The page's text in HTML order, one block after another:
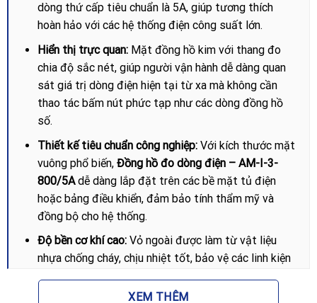
dòng thứ cấp tiêu chuẩn là 5A, giúp tương thích
hoàn hảo với các hệ thống điện công suất lớn.
Hiển thị trực quan:Mặt đồng hồ kim với thang đo
chia độ sắc nét, giúp người vận hành dễ dàng quan
sát giá trị dòng điện hiện tại từ xa mà không cần
thao tác bấm nút phức tạp như các dòng đồng hồ
số.
Thiết kế tiêu chuẩn công nghiệp:Với kích thước mặt
vuông phổ biến, Đồng hồ đo dòng điện – AM-I-3-
800/5Adễ dàng lắp đặt trên các bề mặt tủ điện
hoặc bảng điều khiển, đảm bảo tính thẩm mỹ và
đồng bộ cho hệ thống.
Độ bền cơ khí cao:Vỏ ngoài được làm từ vật liệu
nhựa chống cháy, chịu nhiệt tốt, bảo vệ các linh kiện
trong môi trường nhà máy.
XEM THÊM